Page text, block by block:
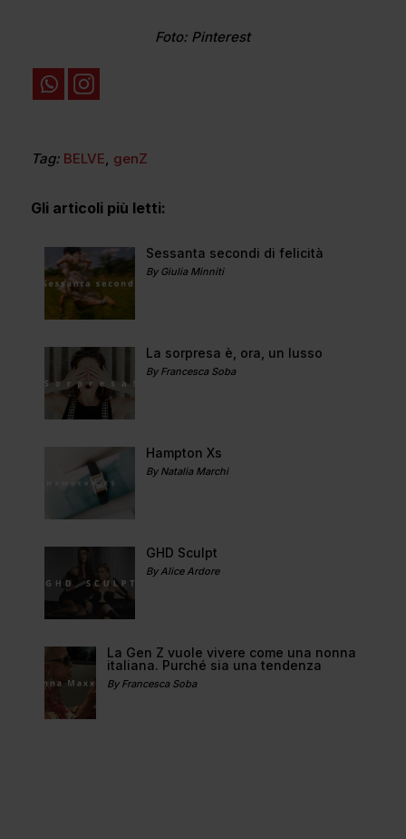
Foto: Pinterest
Tag: BELVE, genZ
Gli articoli più letti:
Sessanta secondi di felicità
By Giulia Minniti
La sorpresa è, ora, un lusso
By Francesca Soba
Hampton Xs
By Natalia Marchi
GHD Sculpt
By Alice Ardore
La Gen Z vuole vivere come una nonna
italiana. Purché sia una tendenza
By Francesca Soba